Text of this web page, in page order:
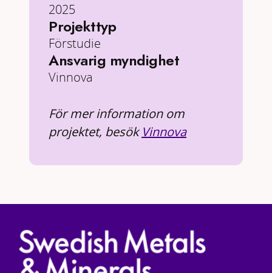
2025
Projekttyp
Förstudie
Ansvarig myndighet
Vinnova
För mer information om
projektet, besökVinnova